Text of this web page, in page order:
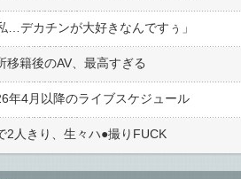
…デカチンが大好きなんですぅ」
移籍後のAV、最高すぎる
年4月以降のライブスケジュール
2人きり、生々ハ●︎撮りFUCK